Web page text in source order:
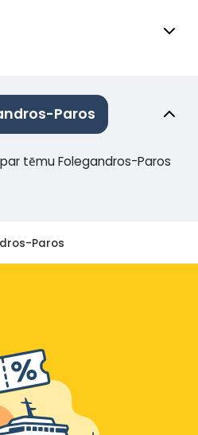
Paros
tēmu Folegandros-Paros
Paros